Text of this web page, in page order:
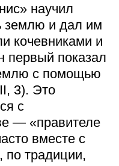
научил
землю и дал им
кочевниками и
первый показал
с помощью
3). Это
с
— «правителе
вместе с
традиции,